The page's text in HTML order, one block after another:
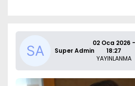
Super Admin
02 Oca 2026 -
18:27
YAYINLANMA